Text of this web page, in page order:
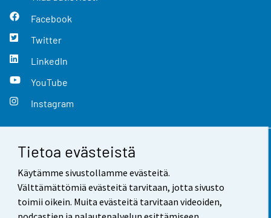
Tietoa evästeistä
Käytämme sivustollamme evästeitä.
Välttämättömiä evästeitä tarvitaan, jotta sivusto
toimii oikein. Muita evästeitä tarvitaan videoiden,
Facebook
Twitter
LinkedIn
YouTube
Instagram
Yhteystiedot
Palaute
Käyttöehdot